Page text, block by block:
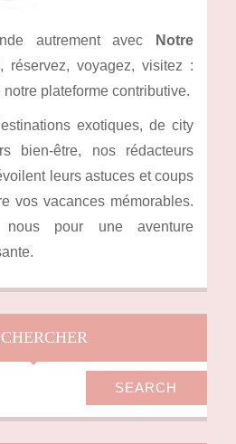
autrement avec
Notre
réservez, voyagez, visitez :
plateforme contributive.
exotiques, de city
bien-être, nos rédacteurs
leurs astuces et coups
vos vacances mémorables.
nous pour une aventure